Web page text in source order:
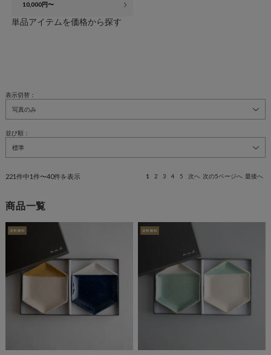
10,000円〜
単品アイテムを価格から探す
表示切替：
並び順：
221件中1件〜40件を表示 1 2 3 4 5 次へ 次の5ページへ 最後へ
商品一覧